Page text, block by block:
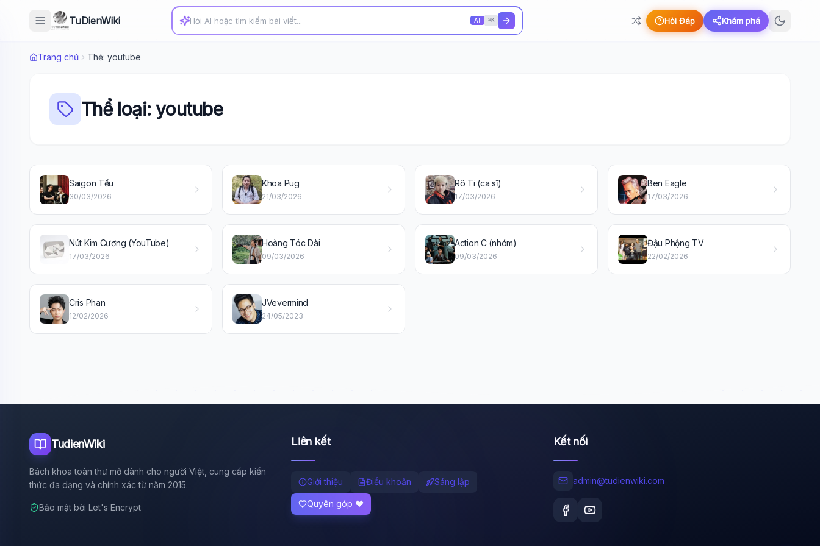
TuDienWiki AI ⌘K Hỏi Đáp Khám phá
Trang chủ Thẻ: youtube
Thể loại: youtube
Saigon Tếu
30/03/2026
Khoa Pug
21/03/2026
Rô Ti (ca sĩ)
17/03/2026
Ben Eagle
17/03/2026
Nút Kim Cương (YouTube)
17/03/2026
Hoàng Tóc Dài
09/03/2026
Action C (nhóm)
09/03/2026
Đậu Phộng TV
22/02/2026
Cris Phan
12/02/2026
JVevermind
24/05/2023
TudienWiki
Bách khoa toàn thư mở dành cho người Việt, cung cấp kiến
thức đa dạng và chính xác từ năm 2015.
Bảo mật bởi Let's Encrypt
Liên kết
Giới thiệu Điều khoản Sáng lập
Quyên góp ❤️
Kết nối
admin@tudienwiki.com
🎓
🪐 Sao Mộc là gì?